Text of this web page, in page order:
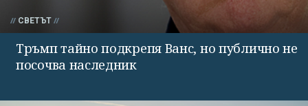
СВЕТЪТ
Тръмп тайно подкрепя Ванс, но публично не
посочва наследник